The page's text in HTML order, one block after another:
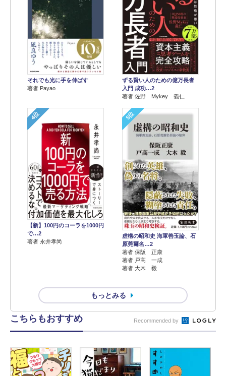
それでも光に手を伸ばす
著者 Payao
ずる賢い人のための億万長者
入門 成功…2
著者 佐野 Mykey 義仁
4位
【新】100円のコーラを1000円
で…2
著者 永井孝尚
5位
虚構の昭和史 海軍善玉論、石
原莞爾名…2
著者 保阪 正康
著者 戸高 一成
著者 大木 毅
もっとみる
こちらもおすすめ Recommended by